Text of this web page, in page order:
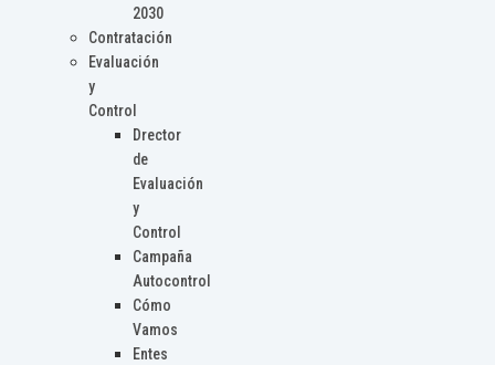
2030
Contratación
Evaluación
y
Control
Drector
de
Evaluación
y
Control
Campaña
Autocontrol
Cómo
Vamos
Entes